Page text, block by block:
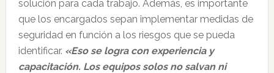
solución para cada trabajo. Además, es importante
que los encargados sepan implementar medidas de
seguridad en función a los riesgos que se pueda
identificar. «Eso se logra con experiencia y
capacitación. Los equipos solos no salvan ni